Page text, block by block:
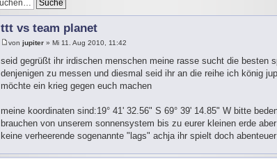
ttt vs team planet
vonjupiter » Mi 11. Aug 2010, 11:42
seid gegrüßt ihr irdischen menschen meine rasse sucht die besten
denjenigen zu messen und diesmal seid ihr an die reihe ich könig
möchte ein krieg gegen euch machen
meine koordinaten sind:19° 41' 32.56" S 69° 39' 14.85" W bitte
brauchen von unserem sonnensystem bis zu eurer kleinen erde
keine verheerende sogenannte "lags" achja ihr spielt doch